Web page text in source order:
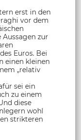
erst in den
vor dem
Aussagen zur
Euros. Bei
einen kleinen
„relativ
sei ein
zu einem
diese
wohl
strikteren